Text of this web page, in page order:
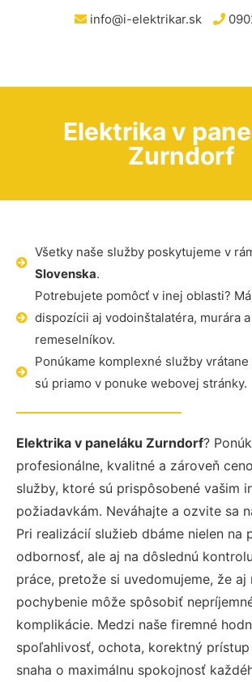
info@i-elektrikar.sk
Elektrika v
Zurndorf
Všetky naše služby poskytujeme v
Slovenska.
Potrebujete pomôcť v inej oblasti?
dispozícii aj vodoinštalatéra, murára
remeselníkov.
Ponúkame komplexné služby
sú priamo v ponuke webovej stránky.
Elektrika v paneláku Zurndorf?
profesionálne, kvalitné a zároveň
služby, ktoré sú prispôsobené vašim
požiadavkám. Neváhajte a ozvite sa
Pri realizácií služieb dbáme nielen na
odbornosť, ale aj na dôslednú
práce, pretože si uvedomujeme, že aj
pochybenie môže spôsobiť
komplikácie. Medzi naše firemné
spoľahlivosť, ochota, korektný prístup
snaha o maximálnu spokojnosť